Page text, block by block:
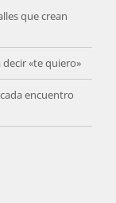
que crean
decir «te quiero»
encuentro